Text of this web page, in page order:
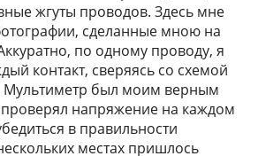
жгуты проводов. Здесь мне
сделанные мною на
по одному проводу, я
контакт, сверяясь со схемой
Мультиметр был моим верным
напряжение на каждом
в правильности
местах пришлось